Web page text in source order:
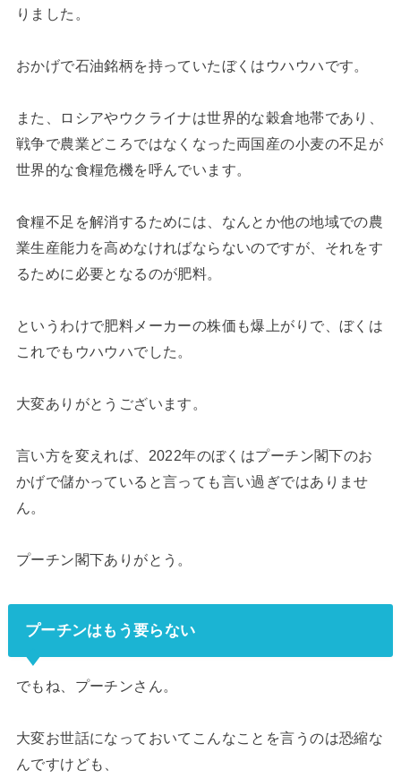
りました。
おかげで石油銘柄を持っていたぼくはウハウハです。
また、ロシアやウクライナは世界的な穀倉地帯であり、
戦争で農業どころではなくなった両国産の小麦の不足が
世界的な食糧危機を呼んでいます。
食糧不足を解消するためには、なんとか他の地域での農
業生産能力を高めなければならないのですが、それをす
るために必要となるのが肥料。
というわけで肥料メーカーの株価も爆上がりで、ぼくは
これでもウハウハでした。
大変ありがとうございます。
言い方を変えれば、2022年のぼくはプーチン閣下のお
かげで儲かっていると言っても言い過ぎではありませ
ん。
プーチン閣下ありがとう。
プーチンはもう要らない
でもね、プーチンさん。
大変お世話になっておいてこんなことを言うのは恐縮な
んですけども、